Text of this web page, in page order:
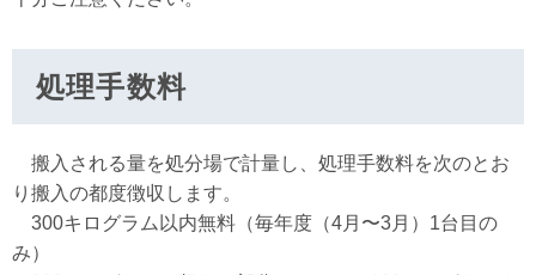
処理手数料
搬入される量を処分場で計量し、処理手数料を次のとお
り搬入の都度徴収します。
300キログラム以内無料（毎年度（4月〜3月）1台目の
み）